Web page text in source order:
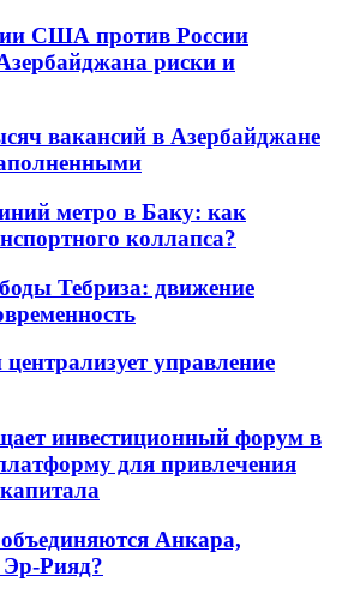
США против России
риски и
вакансий в Азербайджане
метро в Баку: как
коллапса?
Тебриза: движение
управление
инвестиционный форум в
для привлечения
Анкара,
Рияд?